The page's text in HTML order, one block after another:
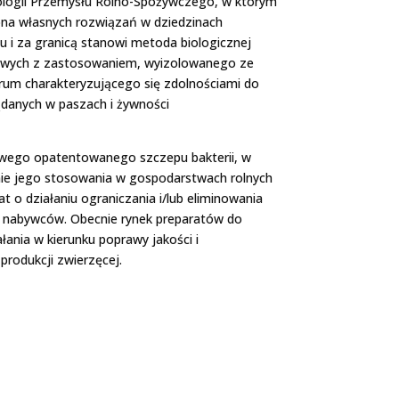
własnych rozwiązań w dziedzinach
i za granicą stanowi metoda biologicznej
z zastosowaniem, wyizolowanego ze
charakteryzującego się zdolnościami do
w paszach i żywności
opatentowanego szczepu bakterii, w
jego stosowania w gospodarstwach rolnych
o działaniu ograniczania i/lub eliminowania
Obecnie rynek preparatów do
w kierunku poprawy jakości i
zwierzęcej.